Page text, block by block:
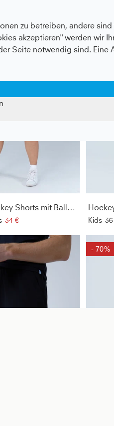
Advantage Hockey Shorts mit Ballhalter, grau
34 € Kids
- 70%
zu betreiben, andere sind
akzeptieren" werden wir
Seite notwendig sind. Eine